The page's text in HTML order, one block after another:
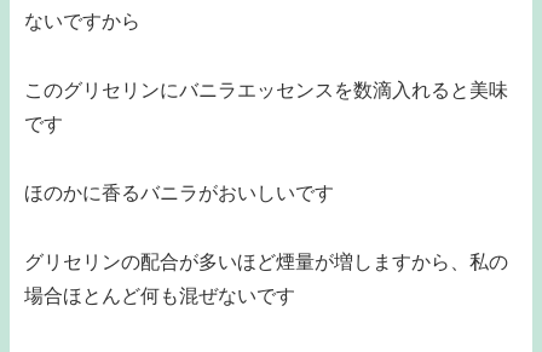
ないですから
このグリセリンにバニラエッセンスを数滴入れると美味
です
ほのかに香るバニラがおいしいです
グリセリンの配合が多いほど煙量が増しますから、私の
場合ほとんど何も混ぜないです